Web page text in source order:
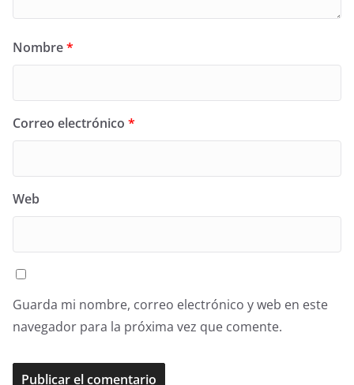
Nombre*
Correo electrónico *
Web
Guarda mi nombre, correo electrónico y web en este
navegador para la próxima vez que comente.